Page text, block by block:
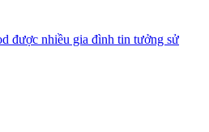
được nhiều gia đình tin tưởng sử